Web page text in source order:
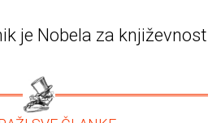
je Nobela za književnost